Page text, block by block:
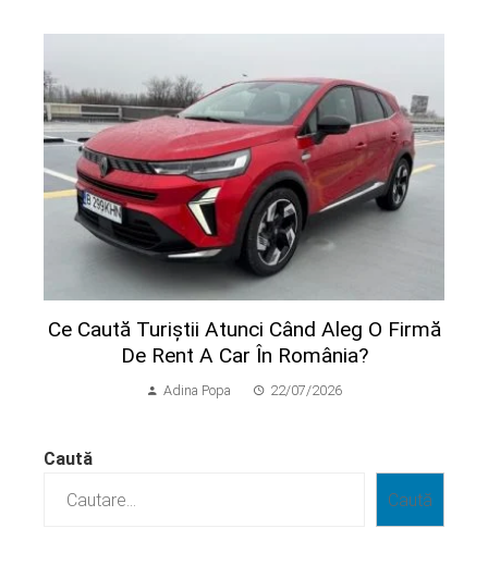
Ce Caută Turiștii Atunci Când Aleg O Firmă
De Rent A Car În România?
Adina Popa 22/07/2026
Caută
Caută